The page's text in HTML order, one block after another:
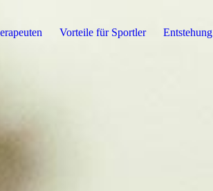
Vorteile für Sportler Entstehung